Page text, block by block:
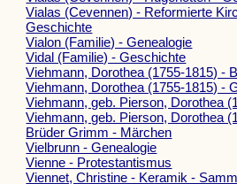
Vialas (Cevennen) - Reformierte
Geschichte
Vialon (Familie) - Genealogie
Vidal (Familie) - Geschichte
Viehmann, Dorothea (1755-1815) -
Viehmann, Dorothea (1755-1815) -
Viehmann, geb. Pierson, Dorothea
Viehmann, geb. Pierson, Dorothea
Brüder Grimm - Märchen
Vielbrunn - Genealogie
Vienne - Protestantismus
Viennet, Christine - Keramik -